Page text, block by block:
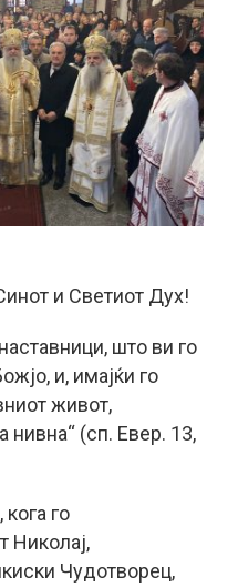
и Светиот Дух!
што ви го
и, имајќи го
живот,
нивна“ (сп. Евер. 13,
го
Николај,
Чудотворец,